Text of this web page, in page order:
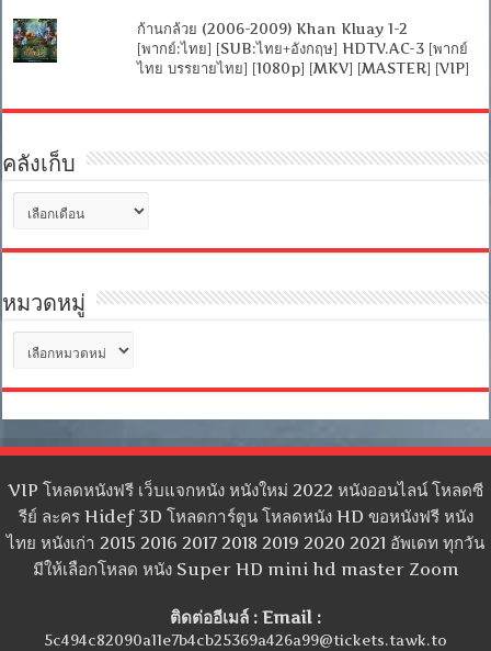
ก้านกล้วย (2006-2009) Khan Kluay 1-2
[พากย์:ไทย] [SUB:ไทย+อังกฤษ] HDTV.AC-3 [พากย์
ไทย บรรยายไทย] [1080p] [MKV] [MASTER] [VIP]
คลังเก็บ
เก็บ
หมวดหมู่
หมู่
VIP โหลดหนังฟรี เว็บแจกหนัง หนังใหม่ 2022 หนังออนไลน์ โหลดซี
รีย์ ละคร Hidef 3D โหลดการ์ตูน โหลดหนัง HD ขอหนังฟรี หนัง
ไทย หนังเก่า 2015 2016 2017 2018 2019 2020 2021 อัพเดท ทุกวัน
มีให้เลือกโหลด หนัง Super HD mini hd master Zoom
ติดต่ออีเมล์ : Email :
5c494c82090a11e7b4cb25369a426a99@tickets.tawk.to